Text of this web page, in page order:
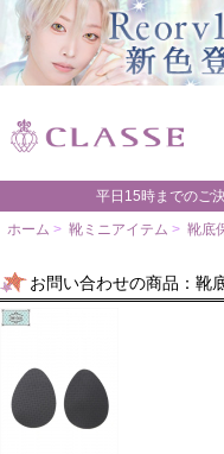
平日15時までのご
ホーム > 靴ミニアイテム > 靴底
お問い合わせの商品：靴